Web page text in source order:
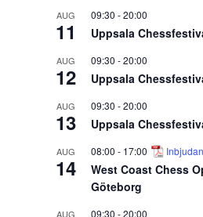
AUG
11
09:30 -20:00
Uppsala
AUG
12
09:30 -20:00
Uppsala
AUG
13
09:30 -20:00
Uppsala
AUG
14
08:00 - 17:00 Inbjudan
West Coast Chess
Göteborg
AUG 09:30 -20:00